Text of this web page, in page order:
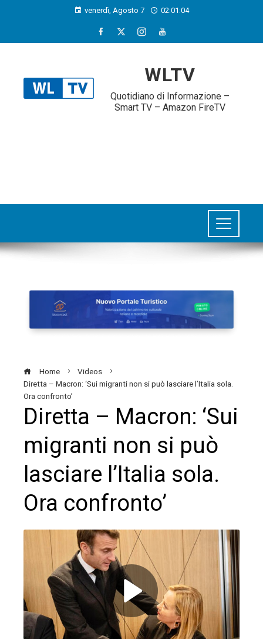
venerdì, Agosto 7 02:01:05
WLTV
Quotidiano di Informazione –
Smart TV – Amazon FireTV
Home
Videos
Diretta – Macron: ‘Sui migranti non si può lasciare l’Italia sola.
Ora confronto’
Diretta – Macron: ‘Sui
migranti non si può
lasciare l’Italia sola.
Ora confronto’